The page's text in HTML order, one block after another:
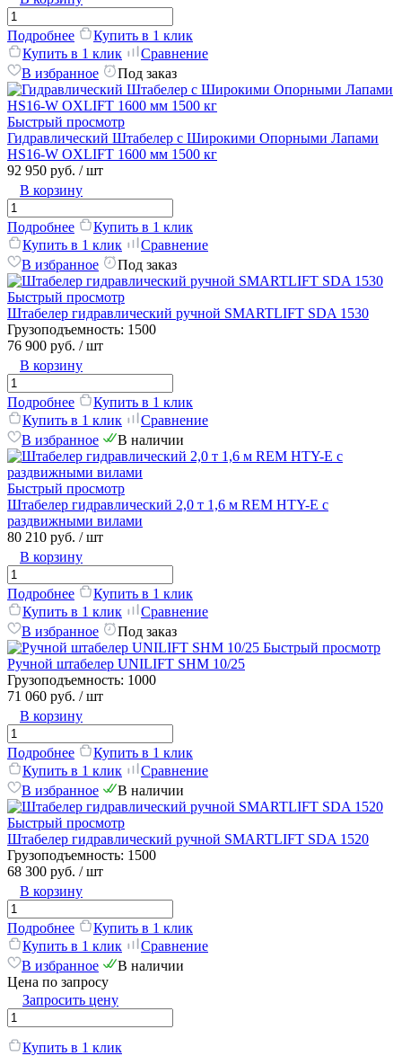
Подробнее
Купить в 1 клик
Купить в 1 клик
Сравнение
В избранное
Под заказ
Быстрый просмотр
Гидравлический Штабелер с Широкими Опорными Лапами
HS16-W OXLIFT 1600 мм 1500 кг
92 950 руб. / шт
В корзину
Подробнее
Купить в 1 клик
Купить в 1 клик
Сравнение
В избранное
Под заказ
Быстрый просмотр
Штабелер гидравлический ручной SMARTLIFT SDA 1530
Грузоподъемность: 1500
76 900 руб. / шт
В корзину
Подробнее
Купить в 1 клик
Купить в 1 клик
Сравнение
В избранное
В наличии
Быстрый просмотр
Штабелер гидравлический 2,0 т 1,6 м REM HTY-E с
раздвижными вилами
80 210 руб. / шт
В корзину
Подробнее
Купить в 1 клик
Купить в 1 клик
Сравнение
В избранное
Под заказ
Быстрый просмотр
Ручной штабелер UNILIFT SHM 10/25
Грузоподъемность: 1000
71 060 руб. / шт
В корзину
Подробнее
Купить в 1 клик
Купить в 1 клик
Сравнение
В избранное
В наличии
Быстрый просмотр
Штабелер гидравлический ручной SMARTLIFT SDA 1520
Грузоподъемность: 1500
68 300 руб. / шт
В корзину
Подробнее
Купить в 1 клик
Купить в 1 клик
Сравнение
В избранное
В наличии
Цена по запросу
Запросить цену
Купить в 1 клик